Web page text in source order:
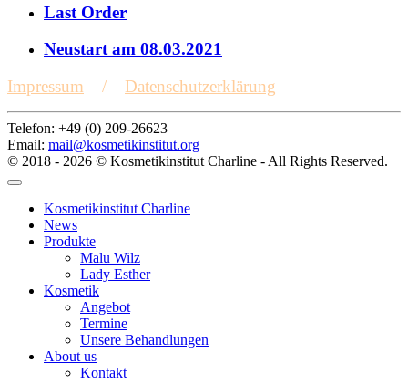
Last Order
Neustart am 08.03.2021
Impressum / Datenschutzerklärung
Telefon: +49 (0) 209-26623
Email: mail@kosmetikinstitut.org
© 2018 - 2026 © Kosmetikinstitut Charline - All Rights Reserved.
Kosmetikinstitut Charline
News
Produkte
Malu Wilz
Lady Esther
Kosmetik
Angebot
Termine
Unsere Behandlungen
About us
Kontakt